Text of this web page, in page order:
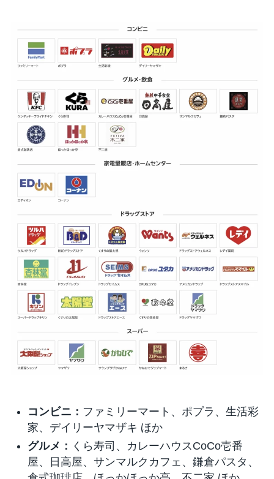
コンビニ： ファミリーマート、ポプラ、生活彩
家、デイリーヤマザキ ほか
グルメ： くら寿司、カレーハウスCoCo壱番
屋、日高屋、サンマルクカフェ、鎌倉パスタ、